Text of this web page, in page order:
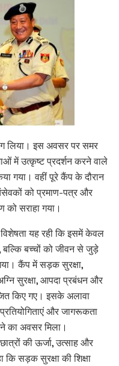
लिया। इस अवसर पर समर
में उत्कृष्ट प्रदर्शन करने वाले
गया। वहीं पूरे कैंप के दौरान
को प्रमाण-पत्र और
सराहा गया।
यह रही कि इसमें केवल
बल्कि बच्चों को जीवन से जुड़े
कैंप में सड़क सुरक्षा,
सुरक्षा, आपदा प्रबंधन और
किए गए। इसके अलावा
प्रतियोगिताएं और जागरूकता
का अवसर मिला।
की ऊर्जा, उत्साह और
कि सड़क सुरक्षा की शिक्षा